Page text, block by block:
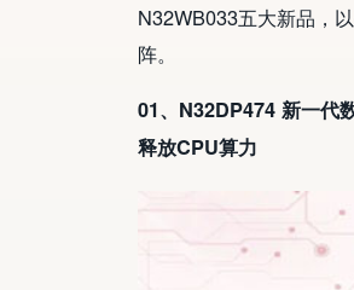
N32WB033五大新品，
阵。
01、N32DP474 新一代
释放CPU算力